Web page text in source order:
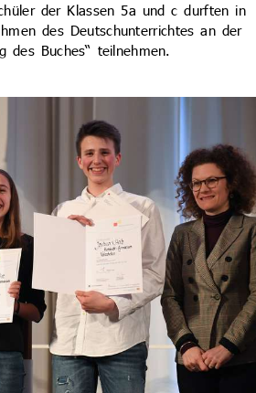
der Klassen 5a und c durften in
des Deutschunterrichtes an der
des Buches“ teilnehmen.